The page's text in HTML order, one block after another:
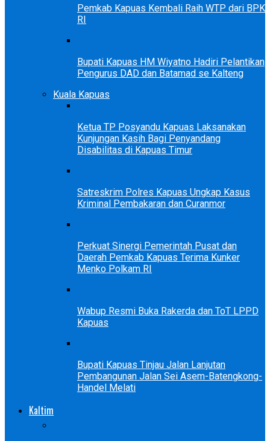
Pemkab Kapuas Kembali Raih WTP dari BPK
RI
Bupati Kapuas HM Wiyatno Hadiri Pelantikan
Pengurus DAD dan Batamad se Kalteng
Kuala Kapuas
Ketua TP Posyandu Kapuas Laksanakan
Kunjungan Kasih Bagi Penyandang
Disabilitas di Kapuas Timur
Satreskrim Polres Kapuas Ungkap Kasus
Kriminal Pembakaran dan Curanmor
Perkuat Sinergi Pemerintah Pusat dan
Daerah Pemkab Kapuas Terima Kunker
Menko Polkam RI
Wabup Resmi Buka Rakerda dan ToT LPPD
Kapuas
Bupati Kapuas Tinjau Jalan Lanjutan
Pembangunan Jalan Sei Asem-Batengkong-
Handel Melati
Kaltim